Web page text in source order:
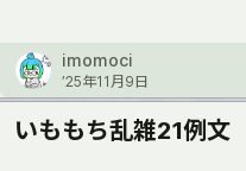
imomoci
’25年11月9日
いももち乱雑21例文